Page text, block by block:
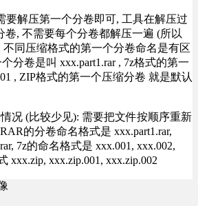
要解压第一个分卷即可, 工具在解压过
卷, 不需要每个分卷都解压一遍 (所以
同压缩格式的第一个分卷命名是有区
分卷是叫 xxx.part1.rar , 7z格式的第一
, ZIP格式的第一个压缩分卷 就是默认
况 (比较少见): 需要把文件按顺序重新
的分卷命名格式是 xxx.part1.rar,
7z的命名格式是 xxx.001, xxx.002,
xxx.zip, xxx.zip.001, xxx.zip.002